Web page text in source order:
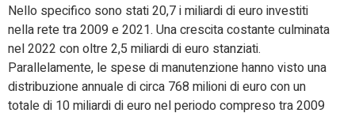
Nello specifico sono stati 20,7 i miliardi di euro investiti
nella rete tra 2009 e 2021. Una crescita costante culminata
nel 2022 con oltre 2,5 miliardi di euro stanziati.
Parallelamente, le spese di manutenzione hanno visto una
distribuzione annuale di circa 768 milioni di euro con un
totale di 10 miliardi di euro nel periodo compreso tra 2009